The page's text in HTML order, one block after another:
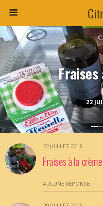
22
22 JUILLET 2019
Fraises à la crème
AUCUNE RÉPONSE